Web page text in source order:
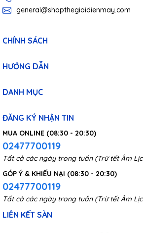
general@shopthegioidienmay.com
CHÍNH SÁCH
HƯỚNG DẪN
DANH MỤC
ĐĂNG KÝ NHẬN TIN
MUA ONLINE (08:30 - 20:30)
02477700119
Tất cả các ngày trong tuần (Trừ tết Âm
GÓP Ý & KHIẾU NẠI (08:30 - 20:30)
02477700119
Tất cả các ngày trong tuần (Trừ tết Âm
LIÊN KẾT SÀN